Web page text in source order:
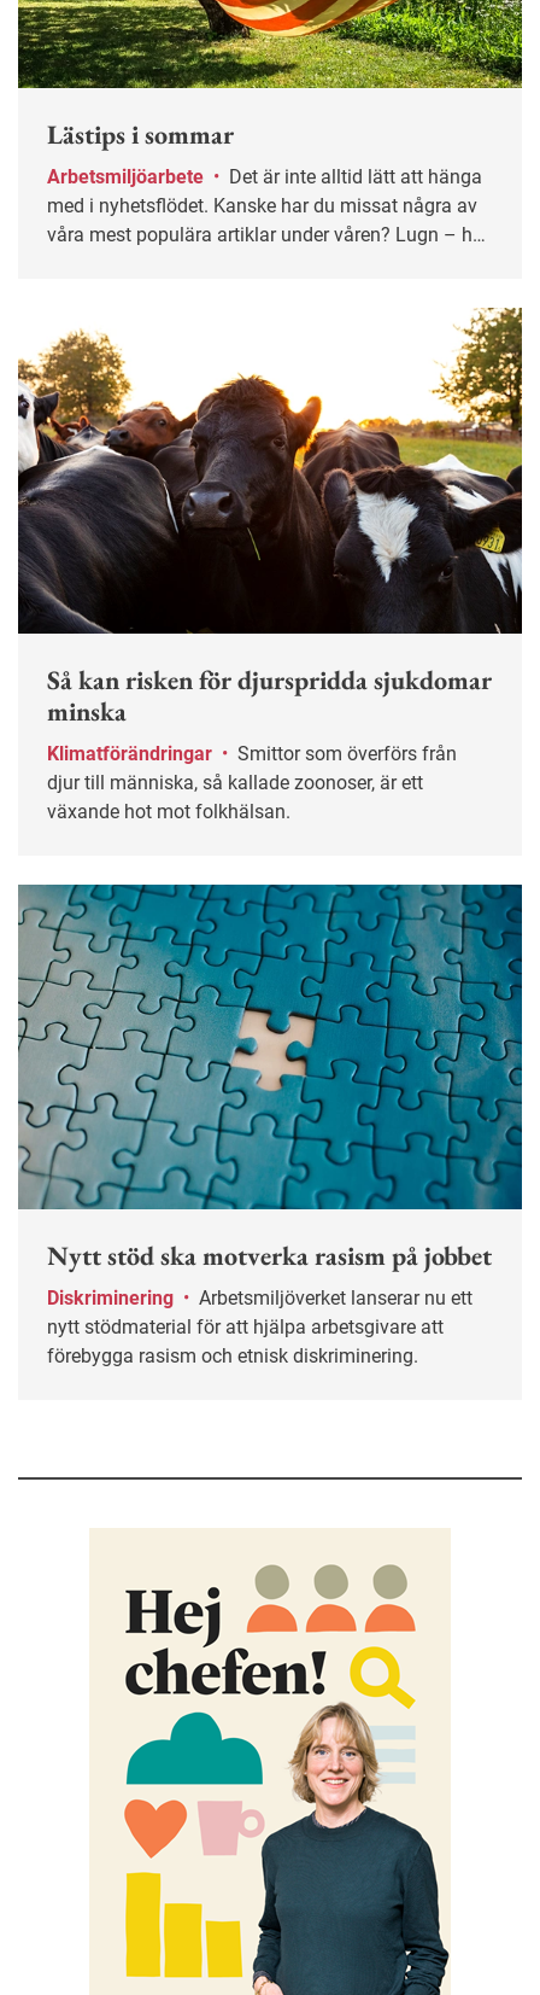
Lästips i sommar
Arbetsmiljöarbete •
med i nyhetsflödet. Kanske har du missat några av
våra mest populära artiklar under våren? Lugn – här
Så kan risken för djurspridda sjukdomar
minska
Klimatförändringar •
djur till människa, så kallade zoonoser, är ett
växande hot mot folkhälsan.
Nytt stöd ska motverka rasism på jobbet
Diskriminering •
nytt stödmaterial för att hjälpa arbetsgivare att
förebygga rasism och etnisk diskriminering.